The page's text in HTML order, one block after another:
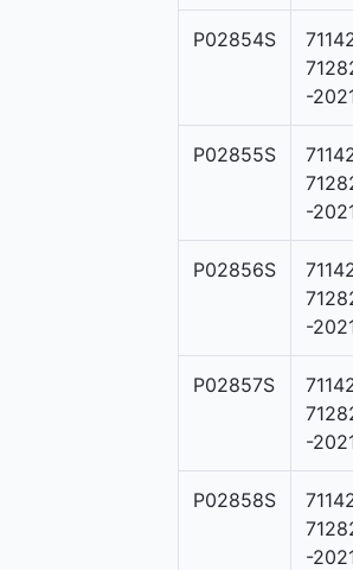
P02854S
-
P02855S
-
P02856S
-
P02857S
-
P02858S
-